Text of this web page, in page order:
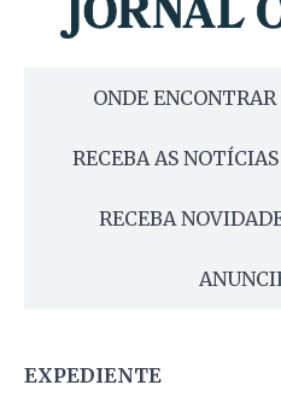
ONDE
RECEBA AS
RECEBA
EXPEDIENTE